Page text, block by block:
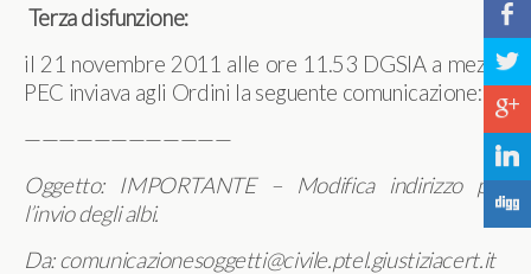
Terza disfunzione:
il 21 novembre 2011 alle ore 11.53 DGSIA a mezzo
PEC inviava agli Ordini la seguente comunicazione:
————————————
Oggetto: IMPORTANTE – Modifica indirizzo per
l’invio degli albi.
Da: comunicazionesoggetti@civile.ptel.giustiziacert.it
b
a
c
j
F